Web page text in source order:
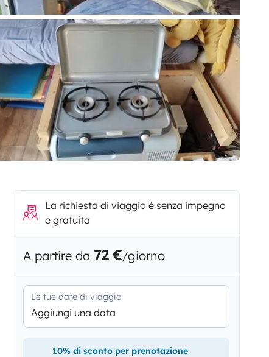
La richiesta di viaggio è senza impegno
e gratuita
A partire da 72 €/giorno
Le tue date di viaggio
Aggiungi una data
10% di sconto per prenotazione